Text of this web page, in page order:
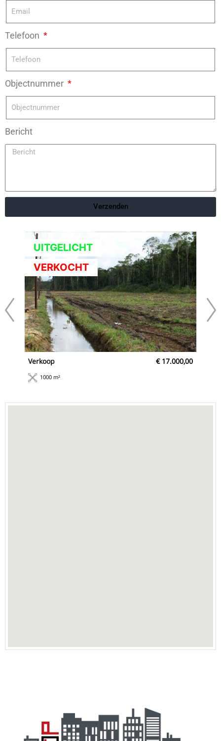
Telefoon
Objectnummer
Bericht
Verzenden
UITGELICHT
VERKOCHT
Verkoop € 17.000,00
1000 m²